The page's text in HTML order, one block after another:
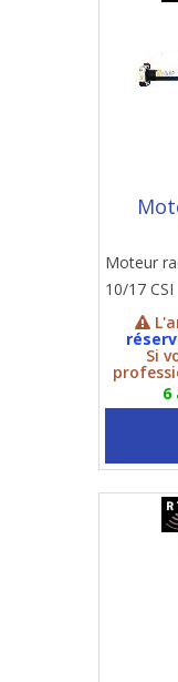
Moteur
10/17 CSI
Si
6